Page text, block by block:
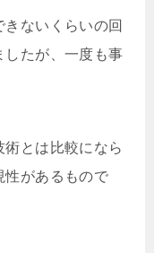
ないくらいの回
したが、一度も事
とは比較になら
性があるもので